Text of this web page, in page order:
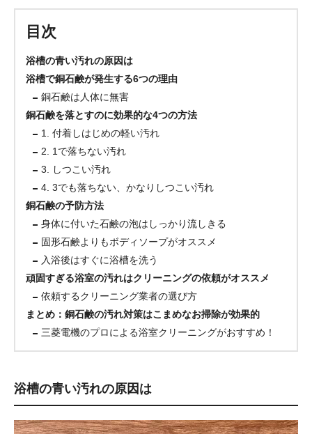
目次
浴槽の青い汚れの原因は
浴槽で銅石鹸が発生する6つの理由
銅石鹸は人体に無害
銅石鹸を落とすのに効果的な4つの方法
1. 付着しはじめの軽い汚れ
2. 1で落ちない汚れ
3. しつこい汚れ
4. 3でも落ちない、かなりしつこい汚れ
銅石鹸の予防方法
身体に付いた石鹸の泡はしっかり流しきる
固形石鹸よりもボディソープがオススメ
入浴後はすぐに浴槽を洗う
頑固すぎる浴室の汚れはクリーニングの依頼がオススメ
依頼するクリーニング業者の選び方
まとめ：銅石鹸の汚れ対策はこまめなお掃除が効果的
三菱電機のプロによる浴室クリーニングがおすすめ！
浴槽の青い汚れの原因は